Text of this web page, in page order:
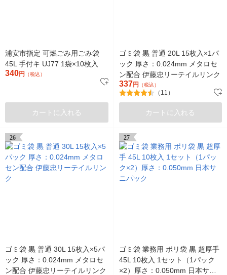
浦安市指定 可燃ごみ用ごみ袋
45L 手付キ UJ77 1袋×10枚入
340円 （税込）
カートに入れる
ゴミ袋 黒 普通 20L 15枚入×1パ
ック 厚さ：0.024mm メタロセ
ン配合 伊藤忠リーテイルリンク
337円 （税込）
（11）
カートに入れる
26
ゴミ袋 黒 普通 30L 15枚入×5パ
ック 厚さ：0.024mm メタロセ
ン配合 伊藤忠リーテイルリンク
27
ゴミ袋 業務用 ポリ袋 黒 超厚手
45L 10枚入 1セット（1パック
×2）厚さ：0.050mm 日本サニ